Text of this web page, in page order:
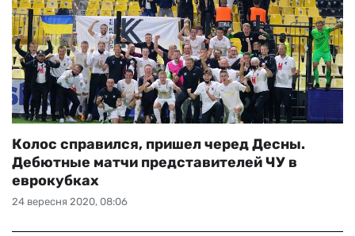
24 вересня 2020, 08:06
Колос справился, пришел черед Десны.
Дебютные матчи представителей ЧУ в
еврокубках